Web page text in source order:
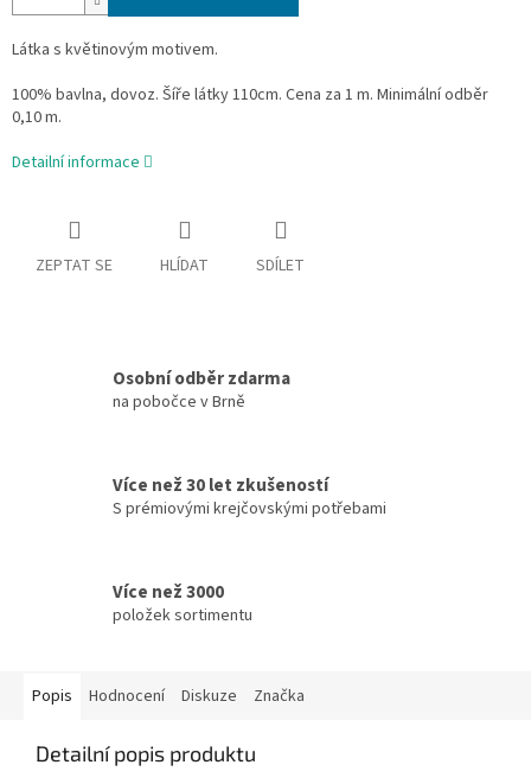
Látka s květinovým motivem.
100% bavlna, dovoz. Šíře látky 110cm. Cena za 1 m. Minimální odběr
0,10 m.
Detailní informace
ZEPTAT SE HLÍDAT SDÍLET
Osobní odběr zdarma
na pobočce v Brně
Více než 30 let zkušeností
S prémiovými krejčovskými potřebami
Více než 3000
položek sortimentu
Popis Hodnocení Diskuze Značka
Detailní popis produktu